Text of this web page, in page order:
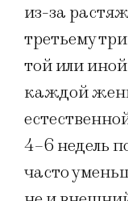
из-за
третьему
той или
каждой
4–6 недель
часто